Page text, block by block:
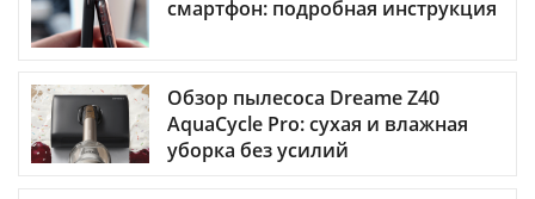
смартфон: подробная инструкция
Обзор пылесоса Dreame Z40
AquaCycle Pro: сухая и влажная
уборка без усилий